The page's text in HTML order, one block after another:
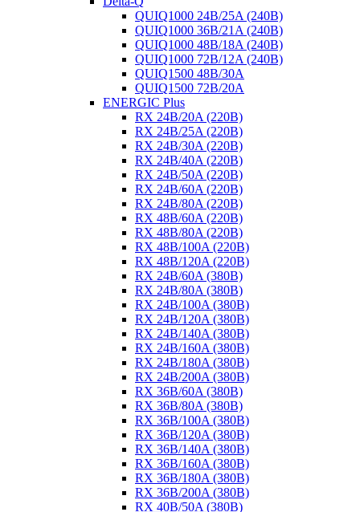
QUIQ1000 24B/25A (240B)
QUIQ1000 36B/21A (240B)
QUIQ1000 48B/18A (240B)
QUIQ1000 72B/12A (240B)
QUIQ1500 48B/30A
QUIQ1500 72B/20A
ENERGIC Plus
RX 24B/20A (220B)
RX 24B/25A (220B)
RX 24B/30A (220B)
RX 24B/40A (220B)
RX 24B/50A (220B)
RX 24B/60A (220B)
RX 24B/80A (220B)
RX 48B/60A (220B)
RX 48B/80A (220B)
RX 48B/100A (220B)
RX 48B/120A (220B)
RX 24B/60A (380B)
RX 24B/80A (380B)
RX 24B/100A (380B)
RX 24B/120A (380B)
RX 24B/140A (380B)
RX 24B/160A (380B)
RX 24B/180A (380B)
RX 24B/200A (380B)
RX 36B/60A (380B)
RX 36B/80A (380B)
RX 36B/100A (380B)
RX 36B/120A (380B)
RX 36B/140A (380B)
RX 36B/160A (380B)
RX 36B/180A (380B)
RX 36B/200A (380B)
RX 40B/50A (380B)